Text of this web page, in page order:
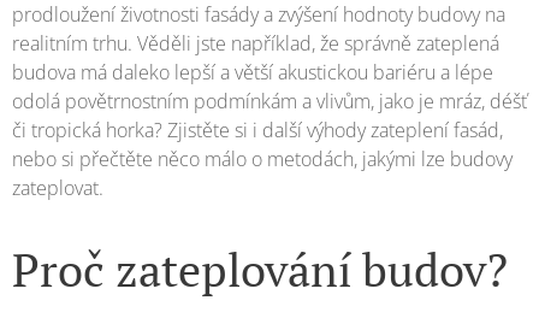
prodloužení životnosti fasády a zvýšení hodnoty budovy na
realitním trhu. Věděli jste například, že správně zateplená
budova má daleko lepší a větší akustickou bariéru a lépe
odolá povětrnostním podmínkám a vlivům, jako je mráz, déšť
či tropická horka? Zjistěte si i další výhody zateplení fasád,
nebo si přečtěte něco málo o metodách, jakými lze budovy
zateplovat.
Proč zateplování budov?